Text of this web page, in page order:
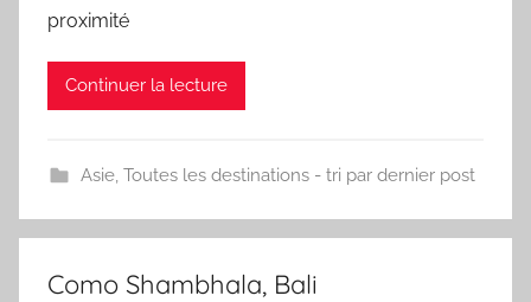
proximité
Continuer la lecture
Asie, Toutes les destinations - tri par dernier post
Como Shambhala, Bali